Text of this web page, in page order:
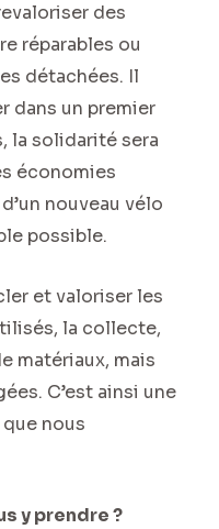
des
réparables ou
détachées. Il
dans un premier
la solidarité sera
économies
nouveau vélo
possible.
et valoriser les
la collecte,
matériaux, mais
C’est ainsi une
nous
y prendre ?